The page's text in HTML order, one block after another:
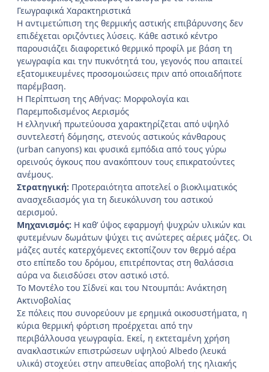
Γεωγραφικά Χαρακτηριστικά
Η αντιμετώπιση της θερμικής αστικής επιβάρυνσης δεν
επιδέχεται οριζόντιες λύσεις. Κάθε αστικό κέντρο
παρουσιάζει διαφορετικό θερμικό προφίλ με βάση τη
γεωγραφία και την πυκνότητά του, γεγονός που απαιτεί
εξατομικευμένες προσομοιώσεις πριν από οποιαδήποτε
παρέμβαση.
Η Περίπτωση της Αθήνας: Μορφολογία και
Παρεμποδισμένος Αερισμός
Η ελληνική πρωτεύουσα χαρακτηρίζεται από υψηλό
συντελεστή δόμησης, στενούς αστικούς κάνθαρους
(urban canyons) και φυσικά εμπόδια από τους γύρω
ορεινούς όγκους που ανακόπτουν τους επικρατούντες
ανέμους.
Στρατηγική: Προτεραιότητα αποτελεί ο βιοκλιματικός
ανασχεδιασμός για τη διευκόλυνση του αστικού
αερισμού.
Μηχανισμός: Η καθ’ ύψος εφαρμογή ψυχρών υλικών και
φυτεμένων δωμάτων ψύχει τις ανώτερες αέριες μάζες. Οι
μάζες αυτές κατερχόμενες εκτοπίζουν τον θερμό αέρα
στο επίπεδο του δρόμου, επιτρέποντας στη θαλάσσια
αύρα να διεισδύσει στον αστικό ιστό.
Το Μοντέλο του Σίδνεϊ και του Ντουμπάι: Ανάκτηση
Ακτινοβολίας
Σε πόλεις που συνορεύουν με ερημικά οικοσυστήματα, η
κύρια θερμική φόρτιση προέρχεται από την
περιβάλλουσα γεωγραφία. Εκεί, η εκτεταμένη χρήση
ανακλαστικών επιστρώσεων υψηλού Albedo (λευκά
υλικά) στοχεύει στην απευθείας αποβολή της ηλιακής